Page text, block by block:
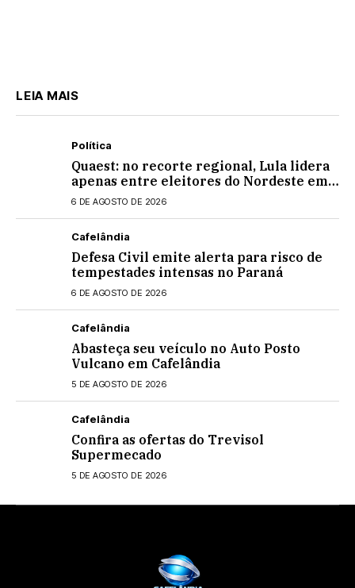
LEIA MAIS
Política
Quaest: no recorte regional, Lula lidera
apenas entre eleitores do Nordeste em
eventual 2º turno contra Flávio
6 DE AGOSTO DE 2026
Cafelândia
Defesa Civil emite alerta para risco de
tempestades intensas no Paraná
6 DE AGOSTO DE 2026
Cafelândia
Abasteça seu veículo no Auto Posto
Vulcano em Cafelândia
5 DE AGOSTO DE 2026
Cafelândia
Confira as ofertas do Trevisol
Supermecado
5 DE AGOSTO DE 2026